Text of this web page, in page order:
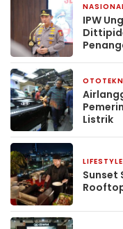
IPW
Listrik
LIFESTYLE
Sunset